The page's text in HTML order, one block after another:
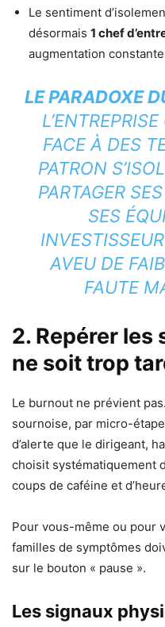
Le sentiment
désormais 1 chef
augmentation
LE PARADOXE
FACE À DES
PATRON
PARTAGER
SES
AVEU DE
FAUTE
2. Repérer les
ne soit trop
Le burnout ne prévient
sournoise, par micro-
d’alerte que le dirigeant,
choisit systématiquement
coups de caféine et
Pour vous-même ou pour
familles de symptômes
sur le bouton « pause ».
Les signaux